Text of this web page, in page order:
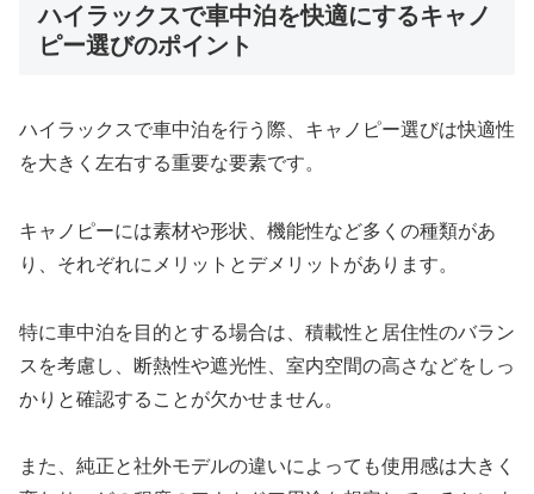
ハイラックスで車中泊を快適にするキャノ
ピー選びのポイント
ハイラックスで車中泊を行う際、キャノピー選びは快適性
を大きく左右する重要な要素です。
キャノピーには素材や形状、機能性など多くの種類があ
り、それぞれにメリットとデメリットがあります。
特に車中泊を目的とする場合は、積載性と居住性のバラン
スを考慮し、断熱性や遮光性、室内空間の高さなどをしっ
かりと確認することが欠かせません。
また、純正と社外モデルの違いによっても使用感は大きく